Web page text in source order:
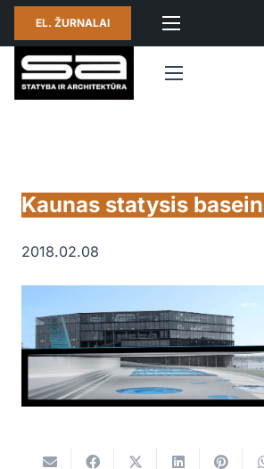
EL. ŽURNALAI
Kaunas statysis
2018.02.08